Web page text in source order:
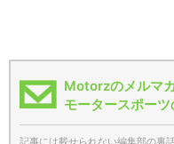
Motorzのメルマ
モータースポーツ
記事には載せられない編集部の裏